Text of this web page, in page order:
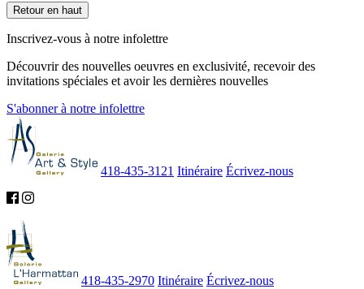
Retour en haut
Inscrivez-vous à notre infolettre
Découvrir des nouvelles oeuvres en exclusivité, recevoir des
invitations spéciales et avoir les dernières nouvelles
S'abonner à notre infolettre
418-435-3121 Itinéraire Écrivez-nous
418-435-2970 Itinéraire Écrivez-nous